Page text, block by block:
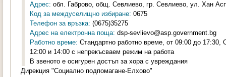
Адрес: обл. Габрово, общ. Севлиево, гр. Севлиево, ул. Хан
Код за междуселищно избиране: 0675
Телефон за връзка: (0675)35275
Адрес на електронна поща: dsp-sevlievo@asp.government.bg
Работно време: Стандартно работно време, от 09:00 до
12:00 и 14:00 с непрекъсваем режим на работа
В звеното е осигурен достъп за хора с увреждания
Дирекция "Социално подпомагане-Елхово"